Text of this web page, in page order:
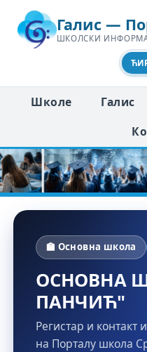
Галис —
ШКОЛСКИ
Школе Галис
🏫 Основна школа
ОСНОВНА
ПАНЧИЋ"
Регистар и контакт
на Порталу школа